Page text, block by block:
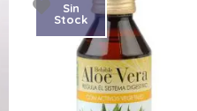
Sin
Stock